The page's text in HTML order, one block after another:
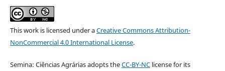
This work is licensed under aCreative Commons Attribution-
NonCommercial 4.0 International License.
Semina: Ciências Agrárias adopts theCC-BY-NClicense for its